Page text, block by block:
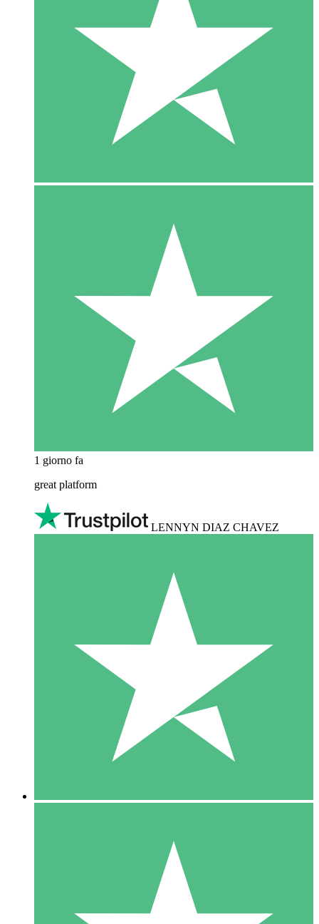
1 giorno fa
great platform
LENNYN DIAZ CHAVEZ